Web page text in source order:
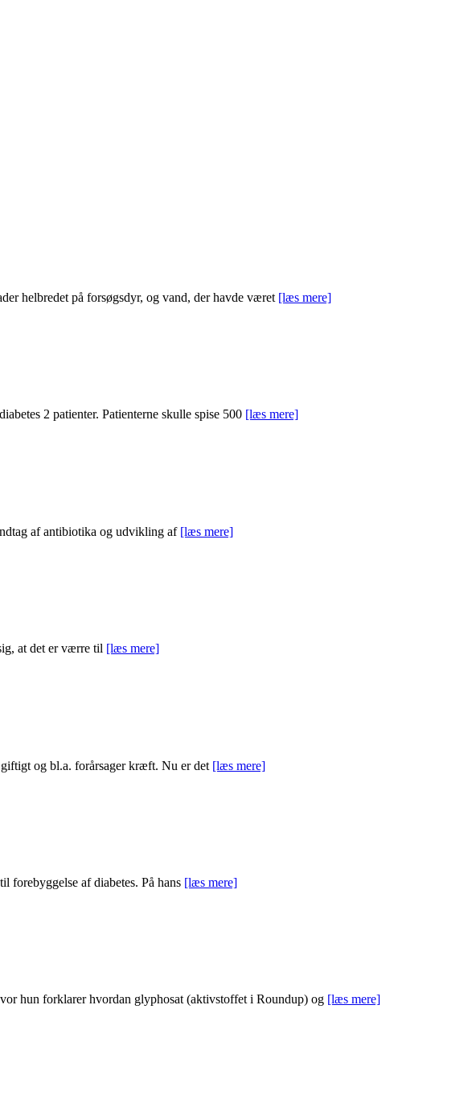
helbredet på forsøgsdyr, og vand, der havde været [læs mere]
2 patienter. Patienterne skulle spise 500 [læs mere]
af antibiotika og udvikling af [læs mere]
at det er værre til [læs mere]
og bl.a. forårsager kræft. Nu er det [læs mere]
forebyggelse af diabetes. På hans [læs mere]
hun forklarer hvordan glyphosat (aktivstoffet i Roundup) og [læs mere]